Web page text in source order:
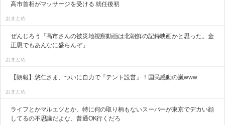
高市首相がマッサージを受ける 就任後初
おまとめ
ぜんじろう「高市さんの被災地視察動画は北朝鮮の記録映画かと思った。金
正恩でもあんなに盛らんぞ」
おまとめ
【朗報】悠仁さま、ついに自力で『テント設営』！国民感動の嵐www
おまとめ
ライフとかマルエツとか、特に何の取り柄もないスーパーが東京でデカい顔
してるの不思議だよな、普通OK行くだろ